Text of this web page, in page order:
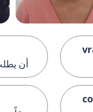
أن